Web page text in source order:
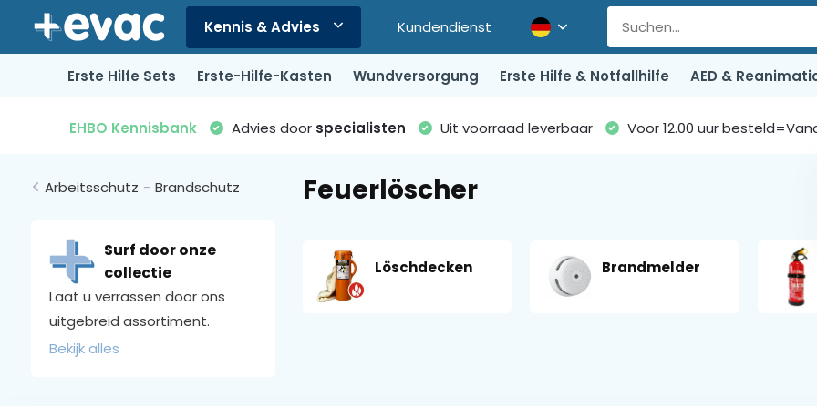
Kennis & Advies Kundendienst
Verwende
die
um
Ergebnis
auszuwählen.
Drücke
Eingabetaste,
um
Erste Hilfe Sets Erste-Hilfe-Kasten Wundversorgung Erste Hilfe & Notfallhilfe AED &
EHBO Kennisbank Advies door specialisten Uit voorraad leverbaar Voor 12.00 uur
Arbeitsschutz - Brandschutz
Surf door onze
collectie
Laat u verrassen door ons
uitgebreid assortiment.
Bekijk alles
Feuerlöscher
Löschdecken Brandmelder